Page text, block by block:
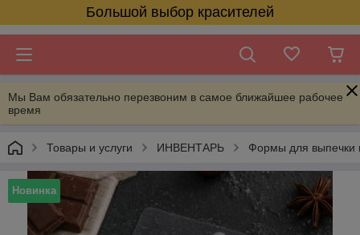
Большой выбор красителей
Мы Вам обязательно перезвоним в самое ближайшее рабочее
время
Товары и услуги ИНВЕНТАРЬ Формы для выпечки
Новинка